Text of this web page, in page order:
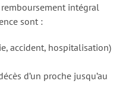
intégral
sont :
accident, hospitalisation)
d’un proche jusqu’au